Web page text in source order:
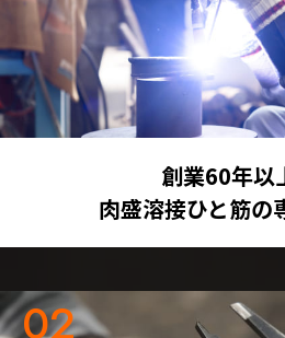
創業60年以
肉盛溶接ひと筋の